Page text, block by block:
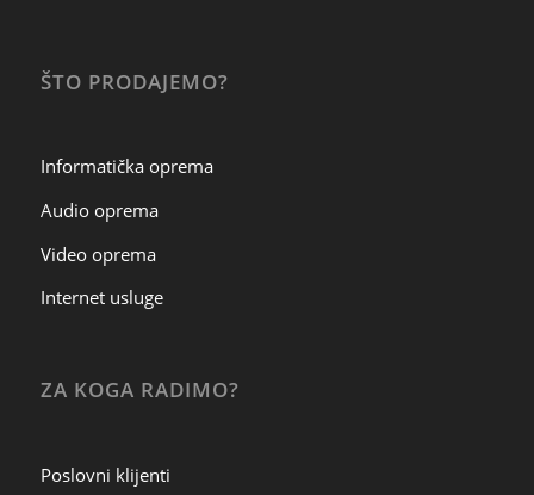
ŠTO PRODAJEMO?
Informatička oprema
Audio oprema
Video oprema
Internet usluge
ZA KOGA RADIMO?
Poslovni klijenti